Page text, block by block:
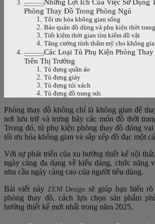
Phòng Thay Đồ Trong Phòng Ngủ
Tối ưu hóa không gian sống
Bảo quản đồ dùng và phụ kiện thời trang
Tiết kiệm thời gian tìm kiếm đồ vật
Tăng cường tính thẩm mỹ cho không
Các Loại Tủ Phụ Kiện Phòng
Trên Thị Trường
Tủ đựng quần áo
Tủ đựng giày
Tủ đựng túi xách
Tủ đựng đồ trang sức
Phòng thay đồ không chỉ là không gian để
nơi lưu trữ và trưng bày các món đồ thời
Trong đó, tủ phụ kiện phòng thay đồ đóng
tối ưu hóa không gian và sắp xếp đồ đạc một
Với sự phát triển của xu hướng thiết kế nội
ngày càng đa dạng về kiểu dáng, chức năng
nhu cầu ngày càng cao của người tiêu dùng.
Bài viết này ZEM Design sẽ giúp bạn hiểu
phòng thay đồ, cách lựa chọn sản phẩm
hướng thiết kế mới nhất trong năm 2025.